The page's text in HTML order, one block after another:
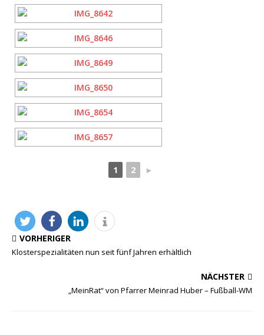
1 2 ►
VORHERIGER
Klosterspezialitäten nun seit fünf Jahren erhältlich
NÄCHSTER
„MeinRat“ von Pfarrer Meinrad Huber – Fußball-WM